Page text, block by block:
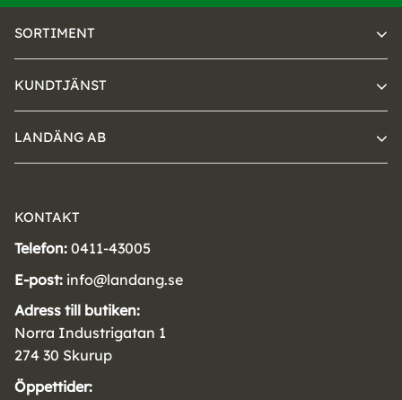
SORTIMENT
KUNDTJÄNST
LANDÄNG AB
KONTAKT
Telefon: 0411-43005
E-post: info@landang.se
Adress till butiken:
Norra Industrigatan 1
274 30 Skurup
Öppettider: